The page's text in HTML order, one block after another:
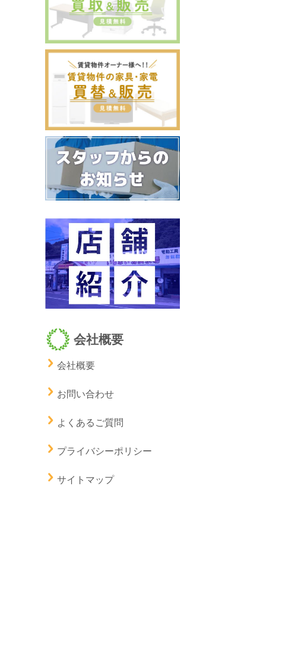
会社概要
会社概要
お問い合わせ
よくあるご質問
プライバシーポリシー
サイトマップ